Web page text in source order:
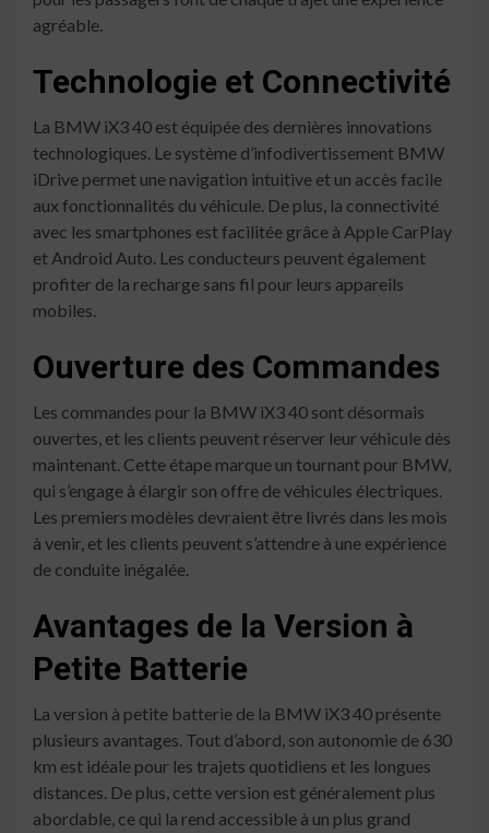
agréable.
Technologie et Connectivité
La BMW iX3 40 est équipée des dernières innovations
technologiques. Le système d’infodivertissement BMW
iDrive permet une navigation intuitive et un accès facile
aux fonctionnalités du véhicule. De plus, la connectivité
avec les smartphones est facilitée grâce à Apple CarPlay
et Android Auto. Les conducteurs peuvent également
profiter de la recharge sans fil pour leurs appareils
mobiles.
Ouverture des Commandes
Les commandes pour la BMW iX3 40 sont désormais
ouvertes, et les clients peuvent réserver leur véhicule dès
maintenant. Cette étape marque un tournant pour BMW,
qui s’engage à élargir son offre de véhicules électriques.
Les premiers modèles devraient être livrés dans les mois
à venir, et les clients peuvent s’attendre à une expérience
de conduite inégalée.
Avantages de la Version à
Petite Batterie
La version à petite batterie de la BMW iX3 40 présente
plusieurs avantages. Tout d’abord, son autonomie de 630
km est idéale pour les trajets quotidiens et les longues
distances. De plus, cette version est généralement plus
abordable, ce qui la rend accessible à un plus grand